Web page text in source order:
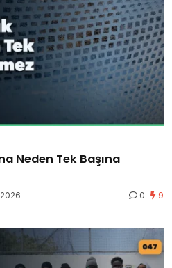
Neden Tek Başına
0 9